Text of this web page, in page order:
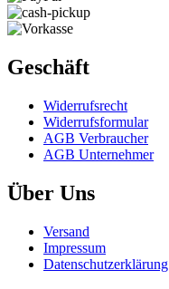
Geschäft
Widerrufs­recht
Widerrufs­formular
AGB Verbraucher
AGB Unternehmer
Über Uns
Versand
Impressum
Daten­schutz­erklärung